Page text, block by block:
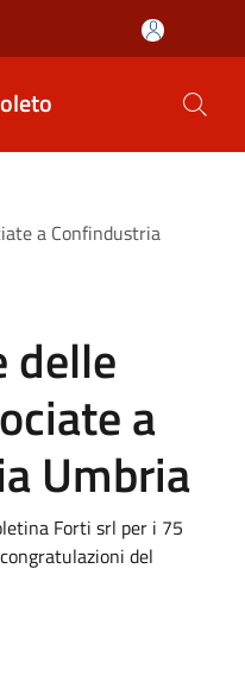
a Confindustria
delle
a
Umbria
Forti srl per i 75
del